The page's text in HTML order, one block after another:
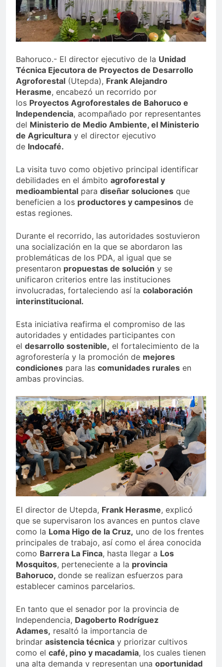
Sector de bancas deportivas
plantea posición sobre
proyecto de Ley General de
Juegos de Azar
3 Días Ago
Bahoruco.- El director ejecutivo de la Unidad
Técnica Ejecutora de Proyectos de Desarrollo
Agroforestal (Utepda), Frank Alejandro
Herasme, encabezó un recorrido por
los Proyectos Agroforestales de Bahoruco e
Independencia, acompañado por representantes
del Ministerio de Medio Ambiente, el Ministerio
de Agricultura y el director ejecutivo
de Indocafé.
La visita tuvo como objetivo principal identificar
debilidades en el ámbito agroforestal y
medioambiental para diseñar soluciones que
beneficien a los productores y campesinos de
estas regiones.
Durante el recorrido, las autoridades sostuvieron
una socialización en la que se abordaron las
problemáticas de los PDA, al igual que se
presentaron propuestas de solución y se
unificaron criterios entre las instituciones
involucradas, fortaleciendo así la colaboración
interinstitucional.
Esta iniciativa reafirma el compromiso de las
autoridades y entidades participantes con
el desarrollo sostenible, el fortalecimiento de la
agroforestería y la promoción de mejores
condiciones para las comunidades rurales en
ambas provincias.
El director de Utepda, Frank Herasme, explicó
que se supervisaron los avances en puntos clave
como la Loma Higo de la Cruz, uno de los frentes
principales de trabajo, así como el área conocida
como Barrera La Finca, hasta llegar a Los
Mosquitos, perteneciente a la provincia
Bahoruco, donde se realizan esfuerzos para
establecer caminos parcelarios.
En tanto que el senador por la provincia de
Independencia, Dagoberto Rodríguez
Adames, resaltó la importancia de
brindar asistencia técnica y priorizar cultivos
como el café, pino y macadamia, los cuales tienen
una alta demanda y representan una oportunidad